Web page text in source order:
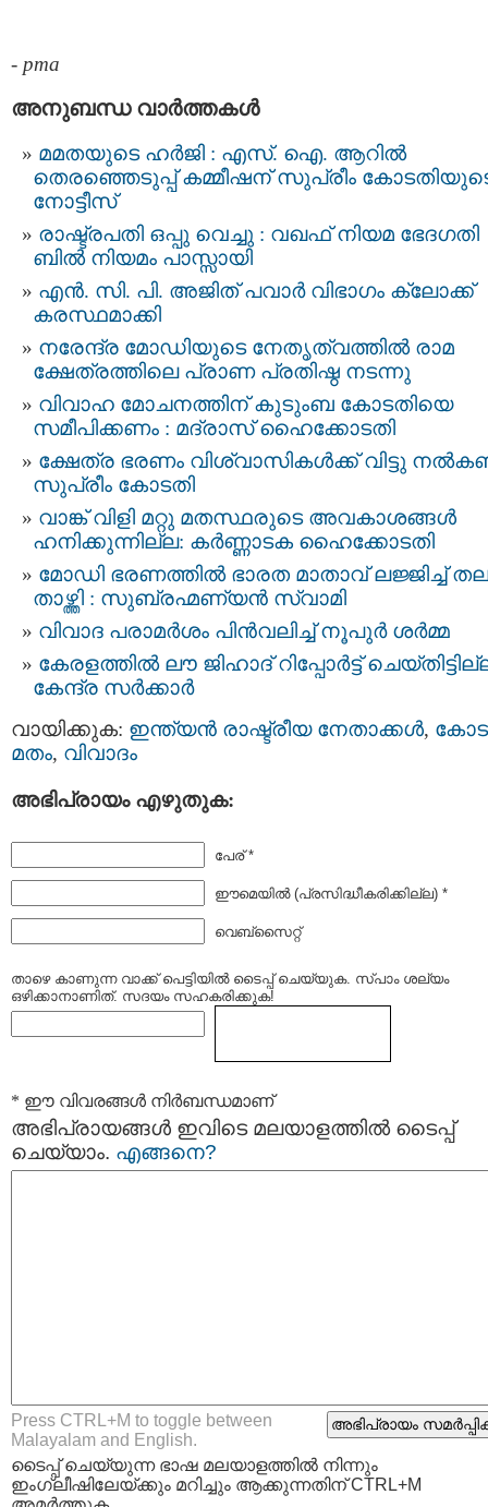
- pma
അനുബന്ധ വാര്‍ത്തകള്‍
മമതയുടെ ഹർജി : എസ്. ഐ. ആറില്‍
തെരഞ്ഞെടുപ്പ്‌ കമ്മീഷന്‌ സുപ്രീം
നോട്ടീസ്‌
രാഷ്ട്രപതി ഒപ്പു വെച്ചു : വഖഫ് നിയമ ഭേദഗതി
ബില്‍ നിയമം പാസ്സായി
എന്‍. സി. പി. അജിത് പവാര്‍ വിഭാഗം ക്ലോക്ക്
കരസ്ഥമാക്കി
നരേന്ദ്ര മോഡിയുടെ നേതൃത്വത്തില്‍ രാമ
ക്ഷേത്രത്തിലെ പ്രാണ പ്രതിഷ്ഠ നടന്നു
വിവാഹ മോചനത്തിന് കുടുംബ കോടതിയെ
സമീപിക്കണം : മദ്രാസ് ഹൈക്കോടതി
ക്ഷേത്ര ഭരണം വിശ്വാസികള്‍ക്ക് വിട്ടു
സുപ്രീം കോടതി
വാങ്ക് വിളി മറ്റു മതസ്ഥരുടെ അവകാശങ്ങൾ
ഹനിക്കുന്നില്ല: കർണ്ണാടക ഹൈക്കോടതി
മോഡി ഭരണത്തില്‍ ഭാരത മാതാവ് ലജ്ജിച്ച് തല
താഴ്ത്തി : സുബ്രഹ്മണ്യന്‍ സ്വാമി
വിവാദ പരാമര്‍ശം പിന്‍വലിച്ച് നൂപുര്‍ ശര്‍മ്മ
കേരളത്തില്‍ ലൗ ജിഹാദ് റിപ്പോര്‍ട്ട്
കേന്ദ്ര സര്‍ക്കാര്‍
വായിക്കുക: ഇന്ത്യന്‍ രാഷ്ട്രീയ നേതാക്കള്‍,
മതം, വിവാദം
അഭിപ്രായം എഴുതുക:
പേര് *
ഈമെയില്‍ (പ്രസിദ്ധീകരിക്കില്ല) *
വെബ്സൈറ്റ്
താഴെ കാണുന്ന വാക്ക് പെട്ടിയില്‍ ടൈപ്പ്‌ ചെയ്യുക. സ്പാം ശല്യം
ഒഴിക്കാനാണിത്. സദയം സഹകരിക്കുക!
* ഈ വിവരങ്ങള്‍ നിര്‍ബന്ധമാണ്
അഭിപ്രായങ്ങള്‍ ഇവിടെ മലയാളത്തില്‍ ടൈപ്പ്
ചെയ്യാം. എങ്ങനെ?
Press CTRL+M to toggle between
Malayalam and English.
ടൈപ്പ്‌ ചെയ്യുന്ന ഭാഷ മലയാളത്തില്‍ നിന്നും
ഇംഗ്ലീഷിലേയ്ക്കും മറിച്ചും ആക്കുന്നതിന് CTRL+M